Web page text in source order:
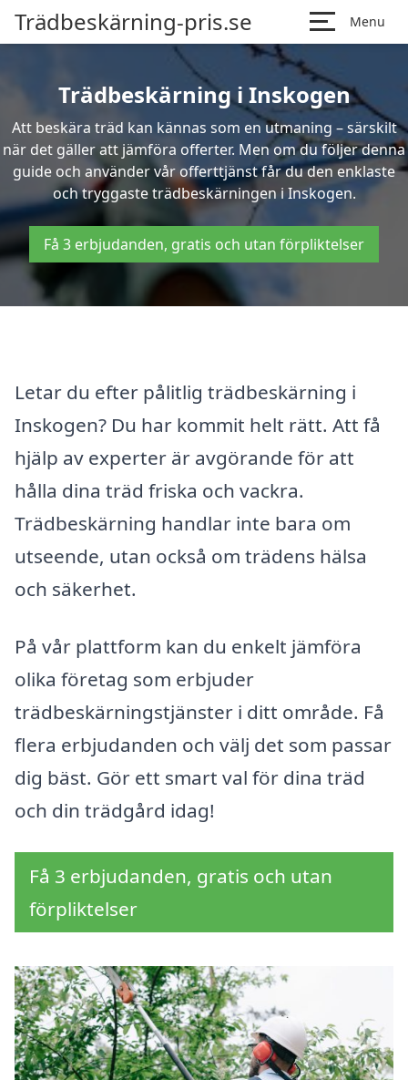
Trädbeskärning-pris.se Menu
Trädbeskärning i Inskogen
Att beskära träd kan kännas som en utmaning – särskilt
när det gäller att jämföra offerter. Men om du följer denna
guide och använder vår offerttjänst får du den enklaste
och tryggaste trädbeskärningen i Inskogen.
Få 3 erbjudanden, gratis och utan förpliktelser
Letar du efter pålitlig trädbeskärning i
Inskogen? Du har kommit helt rätt. Att få
hjälp av experter är avgörande för att
hålla dina träd friska och vackra.
Trädbeskärning handlar inte bara om
utseende, utan också om trädens hälsa
och säkerhet.
På vår plattform kan du enkelt jämföra
olika företag som erbjuder
trädbeskärningstjänster i ditt område. Få
flera erbjudanden och välj det som passar
dig bäst. Gör ett smart val för dina träd
och din trädgård idag!
Få 3 erbjudanden, gratis och utan
förpliktelser